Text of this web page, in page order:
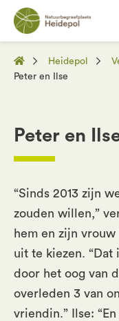
Heidepol
Peter en Ilse
Peter en
“Sinds 2013 zijn
zouden willen,”
hem en zijn
uit te kiezen.
door het oog van
overleden 3 van
vriendin.” Ilse: